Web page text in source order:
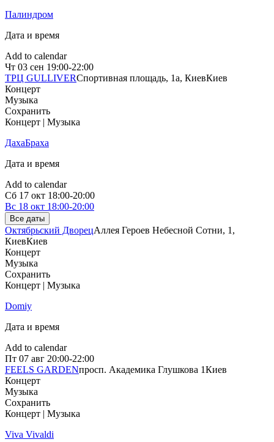
Палиндром
Дата и время
Add to calendar
Чт 03 сен 19:00-22:00
ТРЦ GULLIVERСпортивная площадь, 1a, КиевКиев
Концерт
Музыка
Сохранить
Концерт | Музыка
ДахаБраха
Дата и время
Add to calendar
Сб 17 окт 18:00-20:00
Вс 18 окт 18:00-20:00
Все даты
Октябрьский ДворецАллея Героев Небесной Сотни, 1,
КиевКиев
Концерт
Музыка
Сохранить
Концерт | Музыка
Domiy
Дата и время
Add to calendar
Пт 07 авг 20:00-22:00
FEELS GARDENпросп. Академика Глушкова 1Киев
Концерт
Музыка
Сохранить
Концерт | Музыка
Viva Vivaldi